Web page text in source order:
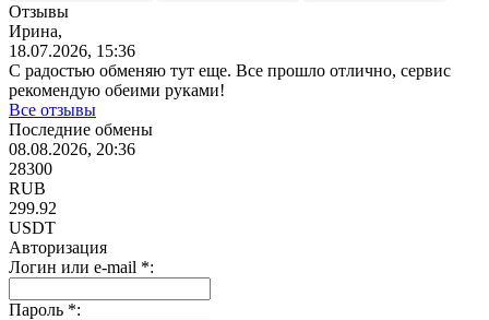
Отзывы
Ирина,
18.07.2026, 15:36
С радостью обменяю тут еще. Все прошло отлично, сервис
рекомендую обеими руками!
Все отзывы
Последние обмены
08.08.2026, 20:36
28300
RUB
299.92
USDT
Авторизация
Логин или e-mail *:
Пароль *: